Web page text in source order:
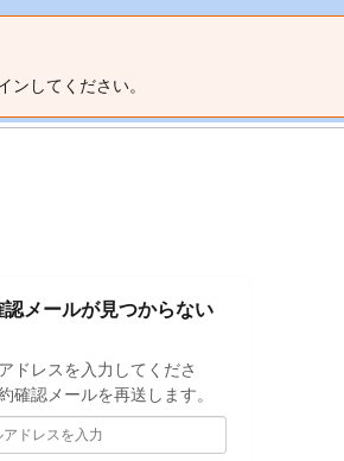
してください。
メールが見つからない
ドレスを入力してくださ
確認メールを再送します。